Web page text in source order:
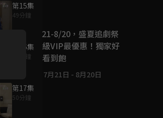
第15集
49分鐘
第16集
50分鐘
第17集
50分鐘
7/21-8/20，盛夏追劇祭
升級VIP最優惠！獨家好
戲看到飽
7月21日 - 8月20日